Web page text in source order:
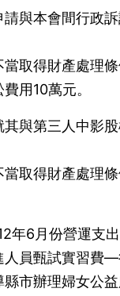
與本會間行政
取得財產處理
用10萬元。
與第三人中影
取得財產處理
年6月份營運支
員甄試實習費—
市辦理婦女公